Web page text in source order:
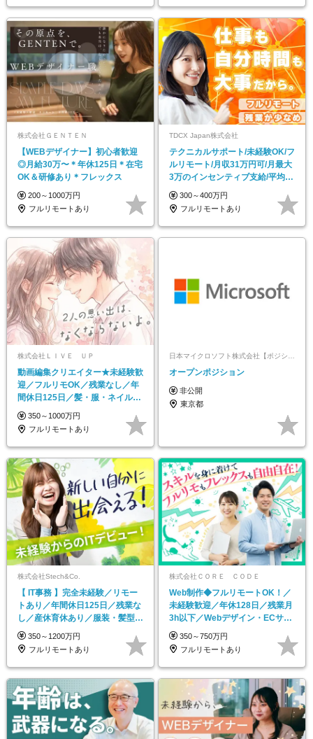
株式会社ＧＥＮＴＥＮ
【WEBデザイナー】初⼼者歓迎
◎⽉給30万〜＊年休125⽇＊在宅
OK＆研修あり＊フレックス
200～1000万円
フルリモートあり
TDCX Japan株式会社
テクニカルサポート/未経験OK/フ
ルリモート/月収31万円可/月最大
3万のインセンティブ支給/平均年
齢33歳
300～400万円
フルリモートあり
株式会社ＬＩＶＥ ＵＰ
動画編集クリエイター★未経験歓
迎／フルリモOK／残業なし／年
間休日125日／髪・服・ネイル自
由／研修充実で安心
350～1000万円
フルリモートあり
オープンポジション
非公開
東京都
株式会社Stech&Co.
【 IT事務 】完全未経験／リモー
トあり／年間休日125日／残業な
し／産休育休あり／服装・髪型自
由／毎年昇給
350～1200万円
フルリモートあり
株式会社ＣＯＲＥ ＣＯＤＥ
Web制作◆フルリモートOK！／
未経験歓迎／年休128日／残業月
3h以下／Webデザイン・ECサイ
トやHP制作
350～750万円
フルリモートあり